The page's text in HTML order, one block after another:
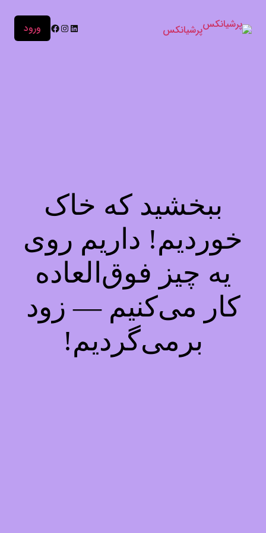
پرشیانکس ورود
ببخشید که خاک
خوردیم! داریم روی
یه چیز فوق‌العاده
کار می‌کنیم — زود
برمی‌گردیم!